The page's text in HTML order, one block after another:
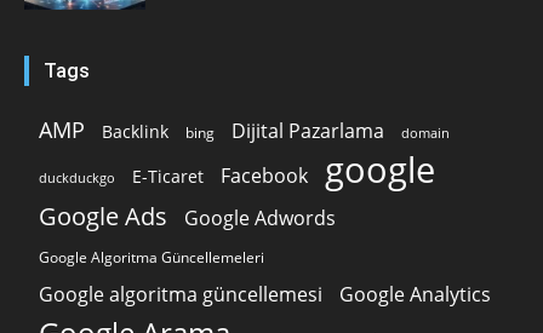
Tags
AMP Backlink bing Dijital Pazarlama domain
duckduckgo E-Ticaret Facebook google
Google Ads Google Adwords
Google Algoritma Güncellemeleri
Google algoritma güncellemesi Google Analytics